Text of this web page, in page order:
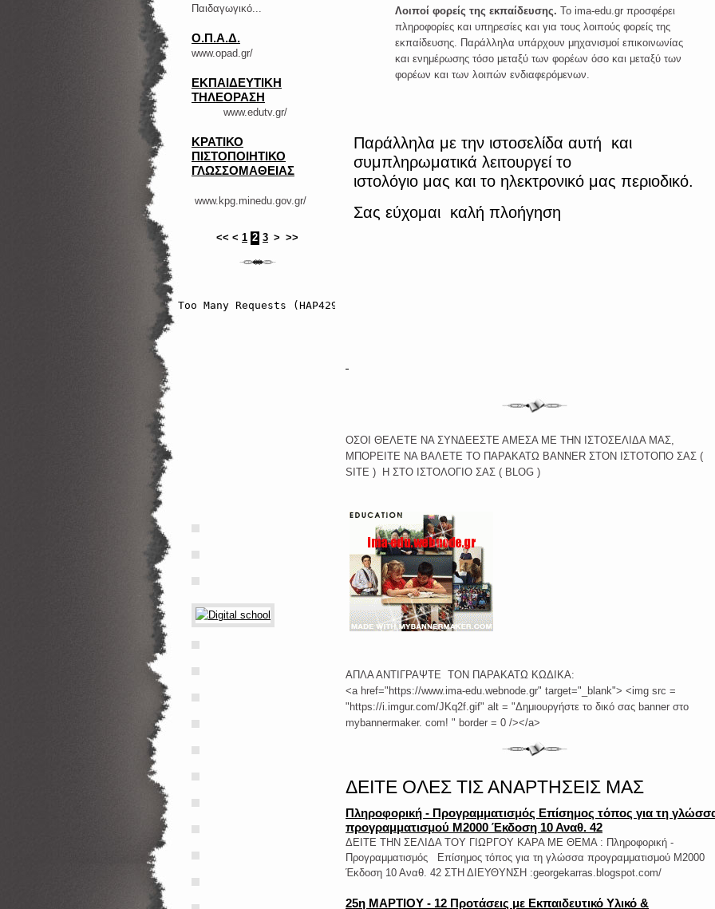
Λοιποί φορείς της εκπαίδευσης. Το ima-edu.gr προσφέρει
πληροφορίες και υπηρεσίες και για τους λοιπούς φορείς της
εκπαίδευσης. Παράλληλα υπάρχουν μηχανισμοί επικοινωνίας
και ενημέρωσης τόσο μεταξύ των φορέων όσο και μεταξύ των
φορέων και των λοιπών ενδιαφερόμενων.
Παράλληλα με την ιστοσελίδα αυτή και
συμπληρωματικά λειτουργεί το
ιστολόγιο μας και το ηλεκτρονικό μας περιοδικό.
Σας εύχομαι καλή πλοήγηση
ΟΣΟΙ ΘΕΛΕΤΕ ΝΑ ΣΥΝΔΕΕΣΤΕ ΑΜΕΣΑ ΜΕ ΤΗΝ ΙΣΤΟΣΕΛΙΔΑ ΜΑΣ,
ΜΠΟΡΕΙΤΕ ΝΑ ΒΑΛΕΤΕ ΤΟ ΠΑΡΑΚΑΤΩ BANNER ΣΤΟΝ ΙΣΤΟΤΟΠΟ ΣΑΣ (
SITE ) Η ΣΤΟ ΙΣΤΟΛΟΓΙΟ ΣΑΣ ( BLOG )
ΑΠΛΑ ΑΝΤΙΓΡΑΨΤΕ ΤΟΝ ΠΑΡΑΚΑΤΩ ΚΩΔΙΚΑ:
<a href="https://www.ima-edu.webnode.gr" target="_blank"> <img src =
"https://i.imgur.com/JKq2f.gif" alt = "Δημιουργήστε το δικό σας banner στο
mybannermaker. com! " border = 0 /></a>
ΔΕΙΤΕ ΟΛΕΣ ΤΙΣ ΑΝΑΡΤΗΣΕΙΣ ΜΑΣ
Πληροφορική - Προγραμματισμός Επίσημος τόπος για τη
προγραμματισμού Μ2000 Έκδοση 10 Αναθ. 42
ΔΕΙΤΕ ΤΗΝ ΣΕΛΙΔΑ ΤΟΥ ΓΙΩΡΓΟΥ ΚΑΡΑ ΜΕ ΘΕΜΑ : Πληροφορική -
Προγραμματισμός Επίσημος τόπος για τη γλώσσα προγραμματισμού Μ2000
Έκδοση 10 Αναθ. 42 ΣΤΗ ΔΙΕΥΘΥΝΣΗ :georgekarras.blogspot.com/
25η ΜΑΡΤΙΟΥ - 12 Προτάσεις με Εκπαιδευτικό Υλικό &
Παιδαγωγικό...
Ο.Π.Α.Δ.
www.opad.gr/
ΕΚΠΑΙΔΕΥΤΙΚΗ
ΤΗΛΕΟΡΑΣΗ
www.edutv.gr/
ΚΡΑΤΙΚΟ
ΠΙΣΤΟΠΟΙΗΤΙΚΟ
ΓΛΩΣΣΟΜΑΘΕΙΑΣ
www.kpg.minedu.gov.gr/
<< < 1 2 3 > >>